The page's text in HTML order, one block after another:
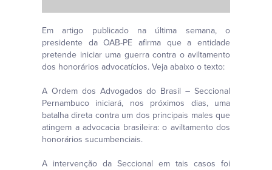
Em artigo publicado na última semana, o
presidente da OAB-PE afirma que a entidade
pretende iniciar uma guerra contra o aviltamento
dos honorários advocatícios. Veja abaixo o texto:
A Ordem dos Advogados do Brasil – Seccional
Pernambuco iniciará, nos próximos dias, uma
batalha direta contra um dos principais males que
atingem a advocacia brasileira: o aviltamento dos
honorários sucumbenciais.
A intervenção da Seccional em tais casos foi